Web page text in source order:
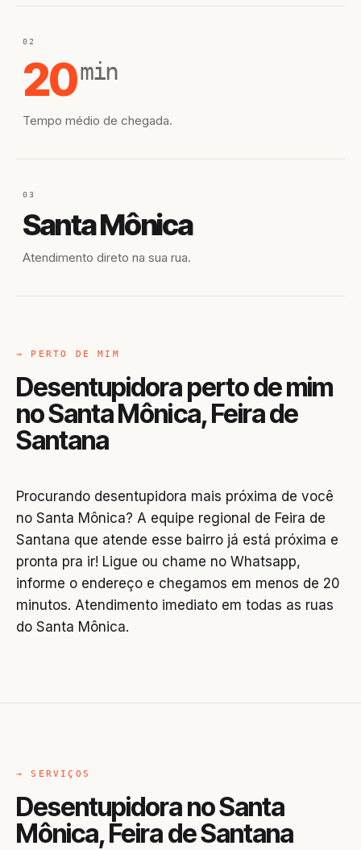
02
20min
Tempo médio de chegada.
03
Santa Mônica
Atendimento direto na sua rua.
→ PERTO DE MIM
Desentupidora perto de mim
no Santa Mônica, Feira de
Santana
Procurando desentupidora mais próxima de você
no Santa Mônica? A equipe regional de Feira de
Santana que atende esse bairro já está próxima e
pronta pra ir! Ligue ou chame no Whatsapp,
informe o endereço e chegamos em menos de 20
minutos. Atendimento imediato em todas as ruas
do Santa Mônica.
→ SERVIÇOS
Desentupidora no Santa
Mônica, Feira de Santana